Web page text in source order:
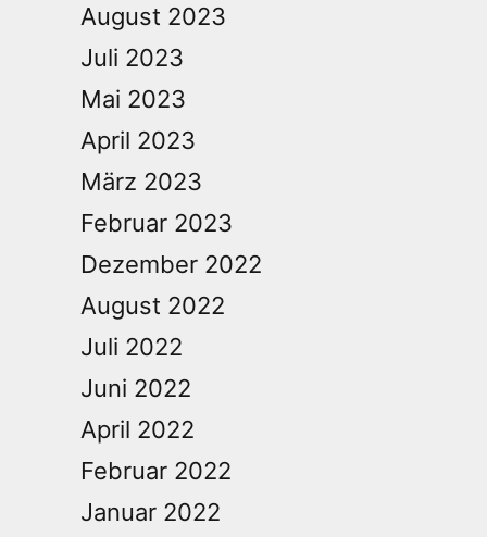
August 2023
Juli 2023
Mai 2023
April 2023
März 2023
Februar 2023
Dezember 2022
August 2022
Juli 2022
Juni 2022
April 2022
Februar 2022
Januar 2022